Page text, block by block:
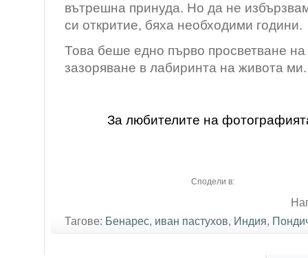
вътрешна принуда. Но да не
си откритие, бяха необходими години.
Това беше едно първо просветване на
зазоряване в лабиринта на живота ми.
За любителите на
Сподели в:
Тагове: Бенарес, иван пастухов, Индия,